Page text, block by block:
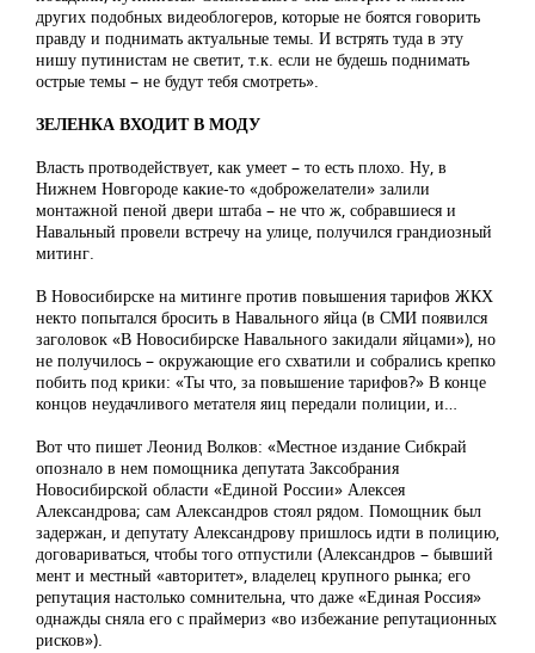
других подобных видеоблогеров, которые не боятся говорить
правду и поднимать актуальные темы. И встрять туда в эту
нишу путинистам не светит, т.к. если не будешь поднимать
острые темы – не будут тебя смотреть».
ЗЕЛЕНКА ВХОДИТ В МОДУ
Власть протводействует, как умеет – то есть плохо. Ну, в
Нижнем Новгороде какие-то «доброжелатели» залили
монтажной пеной двери штаба – не что ж, собравшиеся и
Навальный провели встречу на улице, получился грандиозный
митинг.
В Новосибирске на митинге против повышения тарифов ЖКХ
некто попытался бросить в Навального яйца (в СМИ появился
заголовок «В Новосибирске Навального закидали яйцами»), но
не получилось – окружающие его схватили и собрались крепко
побить под крики: «Ты что, за повышение тарифов?» В конце
концов неудачливого метателя яиц передали полиции, и…
Вот что пишет Леонид Волков: «Местное издание Сибкрай
опознало в нем помощника депутата Заксобрания
Новосибирской области «Единой России» Алексея
Александрова; сам Александров стоял рядом. Помощник был
задержан, и депутату Александрову пришлось идти в полицию,
договариваться, чтобы того отпустили (Александров – бывший
мент и местный «авторитет», владелец крупного рынка; его
репутация настолько сомнительна, что даже «Единая Россия»
однажды сняла его с праймериз «во избежание репутационных
рисков»).